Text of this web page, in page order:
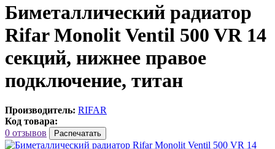
Биметаллический радиатор
Rifar Monolit Ventil 500 VR 14
секций, нижнее правое
подключение, титан
Производитель: RIFAR
Код товара:
0 отзывов
Распечатать